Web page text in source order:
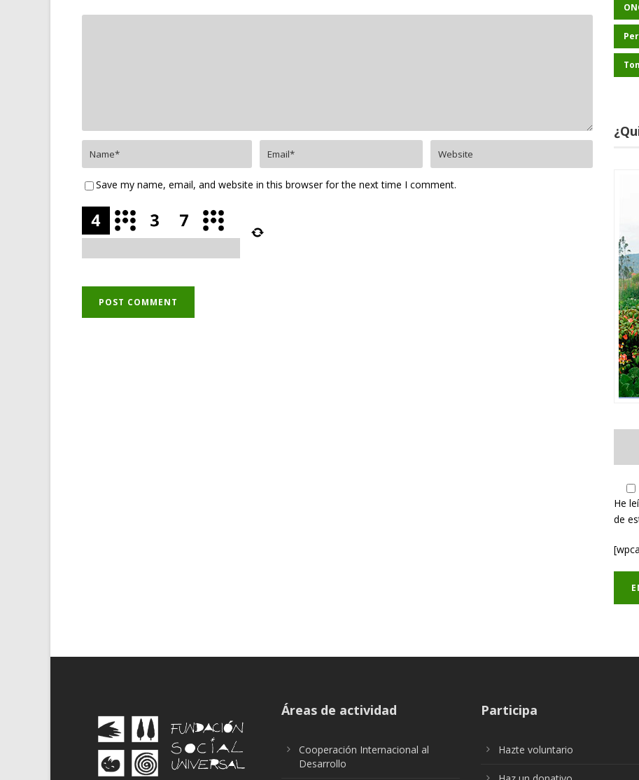
Save my name, email, and website in this browser for the next time I comment.
He
de
Áreas de actividad
Cooperación Internacional al
Desarrollo
Participa
Hazte voluntario